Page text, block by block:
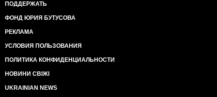
ПОДДЕРЖАТЬ
ФОНД ЮРИЯ БУТУСОВА
РЕКЛАМА
УСЛОВИЯ ПОЛЬЗОВАНИЯ
ПОЛИТИКА КОНФИДЕНЦИАЛЬНОСТИ
НОВИНИ СВІЖІ
UKRAINIAN NEWS